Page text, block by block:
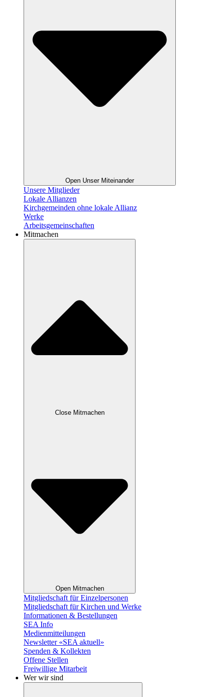
Open Unser Miteinander
Unsere Mitglieder
Lokale Allianzen
Kirchgemeinden ohne lokale Allianz
Werke
Arbeitsgemeinschaften
Mitmachen
Close Mitmachen
Open Mitmachen
Mitgliedschaft für Einzelpersonen
Mitgliedschaft für Kirchen und Werke
Informationen & Bestellungen
SEA Info
Medienmitteilungen
Newsletter «SEA aktuell»
Spenden & Kollekten
Offene Stellen
Freiwillige Mitarbeit
Wer wir sind